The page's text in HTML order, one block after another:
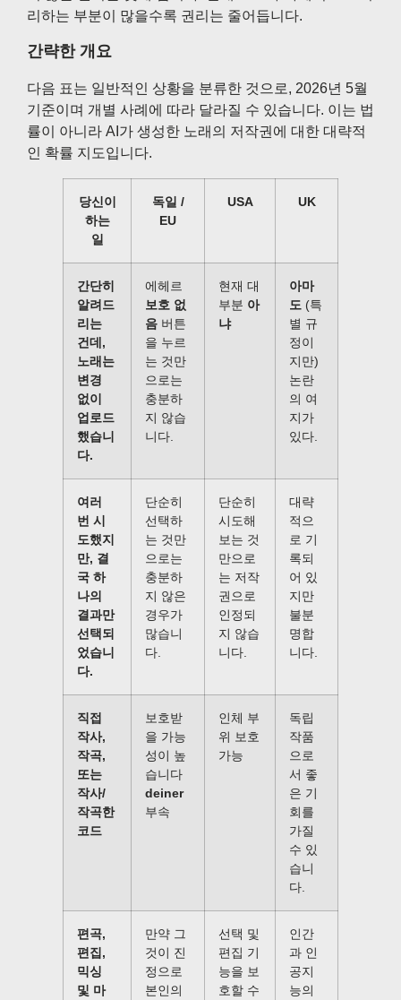
리하는 부분이 많을수록 권리는 줄어듭니다.
간략한 개요
다음 표는 일반적인 상황을 분류한 것으로, 2026년 5월
기준이며 개별 사례에 따라 달라질 수 있습니다. 이는 법
률이 아니라 AI가 생성한 노래의 저작권에 대한 대략적
인 확률 지도입니다.
당신이
하는
일
독일 /
EU
USA UK
간단히
알려드
리는
건데,
노래는
변경
없이
업로드
했습니
다.
에헤르
보호 없
음 버튼
을 누르
는 것만
으로는
충분하
지 않습
니다.
현재 대
부분 아
냐
아마
도 (특
별 규
정이
지만)
논란
의 여
지가
있다.
여러
번 시
도했지
만, 결
국 하
나의
결과만
선택되
었습니
다.
단순히
선택하
는 것만
으로는
충분하
지 않은
경우가
많습니
다.
단순히
시도해
보는 것
만으로
는 저작
권으로
인정되
지 않습
니다.
대략
적으
로 기
록되
어 있
지만
불분
명합
니다.
직접
작사,
작곡,
또는
작사/
작곡한
코드
보호받
을 가능
성이 높
습니다
deiner
부속
인체 부
위 보호
가능
독립
작품
으로
서 좋
은 기
회를
가질
수 있
습니
다.
편곡,
편집,
믹싱
및 마
만약 그
것이 진
정으로
본인의
선택 및
편집 기
능을 보
호할 수
인간
과 인
공지
능의